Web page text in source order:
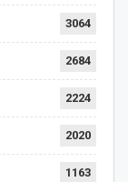
3064
2684
2224
2020
1163